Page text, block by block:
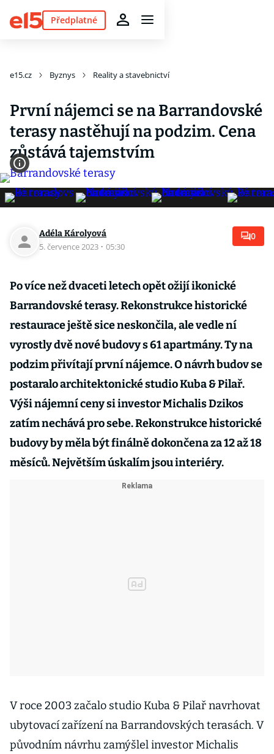
Předplatné
e15.cz Byznys Reality a stavebnictví
První nájemci se na Barrandovské
terasy nastěhují na podzim. Cena
zůstává tajemstvím
Adéla Károlyová
5. července 2023 · 05:30
0
Po více než dvaceti letech opět ožijí ikonické
Barrandovské terasy. Rekonstrukce historické
restaurace ještě sice neskončila, ale vedle ní
vyrostly dvě nové budovy s 61 apartmány. Ty na
podzim přivítají první nájemce. O návrh budov se
postaralo architektonické studio Kuba & Pilař.
Výši nájemní ceny si investor Michalis Dzikos
zatím nechává pro sebe. Rekonstrukce historické
budovy by měla být finálně dokončena za 12 až 18
měsíců. Největším úskalím jsou interiéry.
V roce 2003 začalo studio Kuba & Pilař navrhovat
ubytovací zařízení na Barrandovských terasách. V
původním návrhu zamýšlel investor Michalis